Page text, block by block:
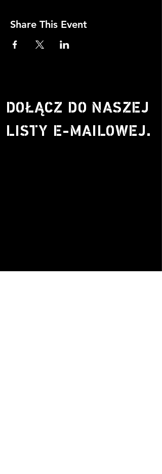
Share This Event
DOŁĄCZ DO NASZEJ
LISTY E-MAILOWEJ.